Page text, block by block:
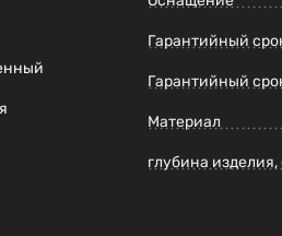
Гарантийный
Гарантийный
Материал
глубина изделия,